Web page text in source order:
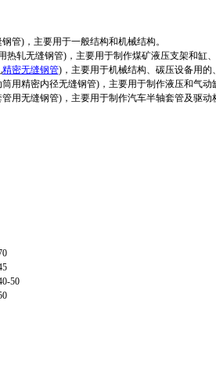
管)，主要用于一般结构和机械结构。
用热轧无缝钢管)，主要用于制作煤矿液压支架和缸
精密无缝钢管)，主要用于机械结构、碳压设备用
筒用精密内径无缝钢管)，主要用于制作液压和气
管用无缝钢管)，主要用于制作汽车半轴套管及驱
50